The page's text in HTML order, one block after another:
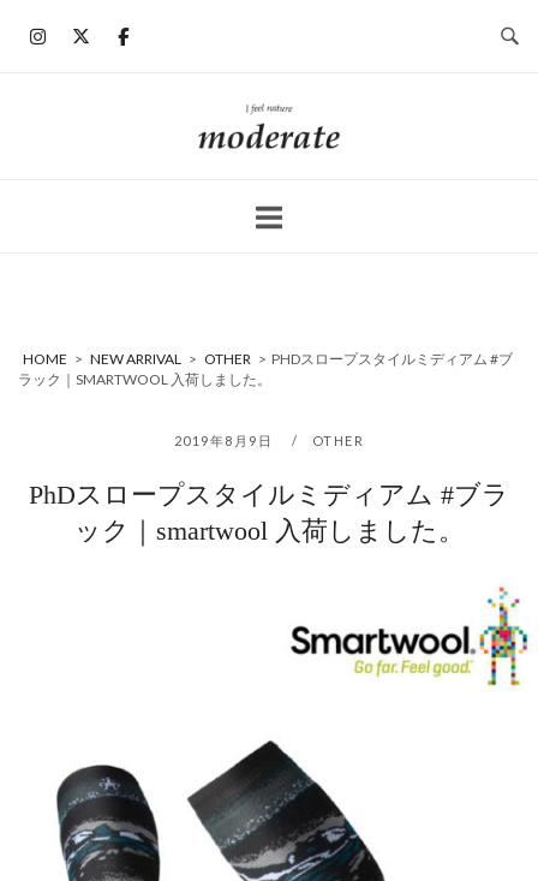
ホ
ー
HOME > NEW ARRIVAL > OTHER > PHDスロープスタイルミディアム #ブ
ラック｜SMARTWOOL 入荷しました。
2019年8月9日 OTHER
PhDスロープスタイルミディアム #ブラ
ック｜smartwool 入荷しました。